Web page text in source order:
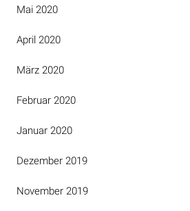
Mai 2020
April 2020
März 2020
Februar 2020
Januar 2020
Dezember 2019
November 2019